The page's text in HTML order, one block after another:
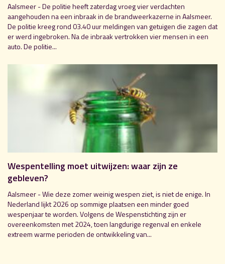
Aalsmeer - De politie heeft zaterdag vroeg vier verdachten
aangehouden na een inbraak in de brandweerkazerne in Aalsmeer.
De politie kreeg rond 03.40 uur meldingen van getuigen die zagen dat
er werd ingebroken. Na de inbraak vertrokken vier mensen in een
auto. De politie...
Wespentelling moet uitwijzen: waar zijn ze
gebleven?
Aalsmeer - Wie deze zomer weinig wespen ziet, is niet de enige. In
Nederland lijkt 2026 op sommige plaatsen een minder goed
wespenjaar te worden. Volgens de Wespenstichting zijn er
overeenkomsten met 2024, toen langdurige regenval en enkele
extreem warme perioden de ontwikkeling van...